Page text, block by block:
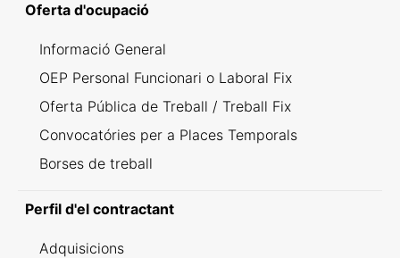
Oferta d'ocupació
Informació General
OEP Personal Funcionari o Laboral Fix
Oferta Pública de Treball / Treball Fix
Convocatóries per a Places Temporals
Borses de treball
Perfil d'el contractant
Adquisicions